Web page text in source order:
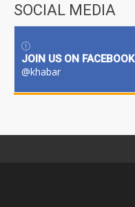
SOCIAL MEDIA
JOIN US ON FACEBOOK
@khabar